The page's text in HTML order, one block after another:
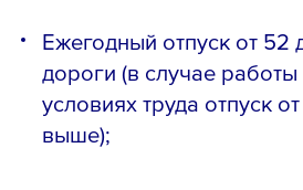
Ежегодный отпуск от 52
дороги (в случае
условиях труда отпуск
выше);